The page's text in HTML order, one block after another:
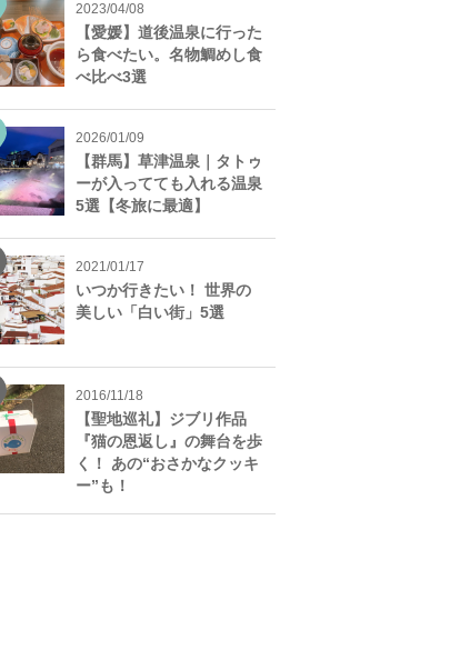
2023/04/08
【愛媛】道後温泉に行った
ら食べたい。名物鯛めし食
べ比べ3選
2026/01/09
【群馬】草津温泉｜タトゥ
ーが入ってても入れる温泉
5選【冬旅に最適】
2021/01/17
いつか行きたい！ 世界の
美しい「白い街」5選
2016/11/18
【聖地巡礼】ジブリ作品
『猫の恩返し』の舞台を歩
く！ あの“おさかなクッキ
ー”も！